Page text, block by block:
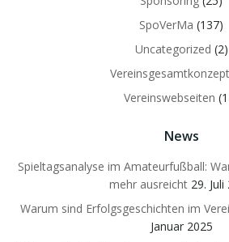
SpoVerMa (137)
Uncategorized (2)
Vereinsgesamtkonzept
Vereinswebseiten
News
Spieltagsanalyse im Amateurfußball:
mehr ausreicht 29. Juli
Warum sind Erfolgsgeschichten im
Januar 2025